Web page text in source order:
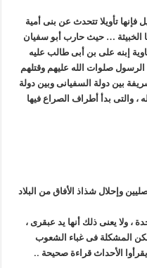
فإنها تأويلا تتحدث عن بنى أمية
… حيث حارب أبو سفيان
إبنه على بن أبى طالب عليه
الرسول صلوات الله عليهم وقتلهم
بين دولة السفيانى وبين دولة
، والتى بدأ أطراف الصراع فيها
وإحلال شذاذ الأفاق من البلاد
، ولا يعنى ذلك أنها يد عبقرى ،
المشكلة فى غباء الشعوب
الأحداث قراءة صحيحة ..